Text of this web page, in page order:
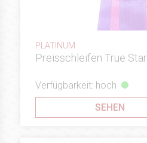
PLATINUM
Preisschleifen True Star
Verfügbarkeit: hoch
SEHEN